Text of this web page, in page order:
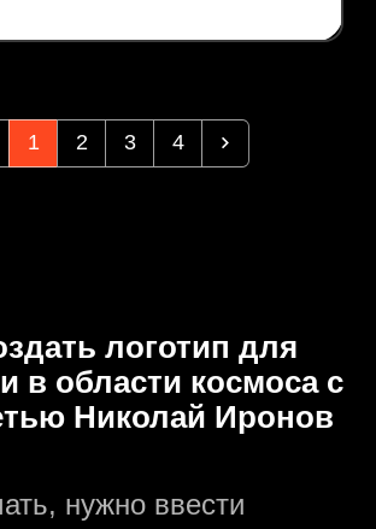
1 2 3 4
логотип для
в области космоса с
Николай Иронов
нужно ввести